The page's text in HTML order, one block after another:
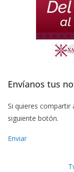
Envíanos tus
Si quieres compartir
siguiente botón.
Enviar